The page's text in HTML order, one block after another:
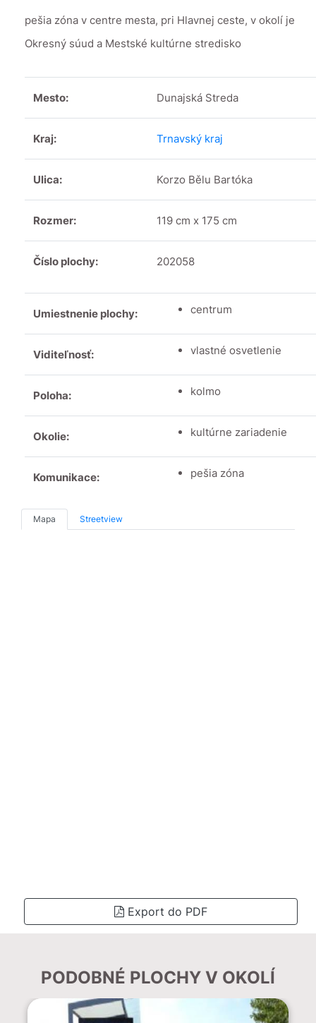
pešia zóna v centre mesta, pri Hlavnej ceste, v okolí je
Okresný súud a Mestské kultúrne stredisko
Mesto: Dunajská Streda
Kraj: Trnavský kraj
Ulica: Korzo Bělu Bartóka
Rozmer: 119 cm x 175 cm
Číslo plochy: 202058
Umiestnenie plochy: centrum
Viditeľnosť: vlastné osvetlenie
Poloha: kolmo
Okolie: kultúrne zariadenie
Komunikace: pešia zóna
Mapa Streetview
Export do PDF
PODOBNÉ PLOCHY V OKOLÍ